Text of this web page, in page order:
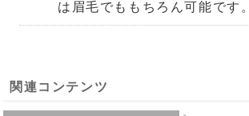
は眉毛でももちろん可能です。
関連コンテンツ